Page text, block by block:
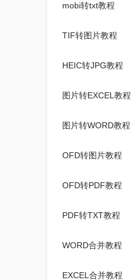
mobi转txt教程
TIF转图片教程
HEIC转JPG教程
图片转EXCEL教程
图片转WORD教程
OFD转图片教程
OFD转PDF教程
PDF转TXT教程
WORD合并教程
EXCEL合并教程